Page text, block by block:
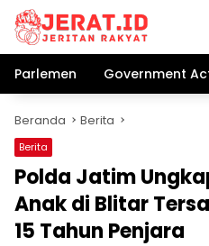
Langsung
konten
Parlemen
Government
Beranda Berita
Berita
Polda Jatim
Anak di Blitar
15 Tahun Penjara